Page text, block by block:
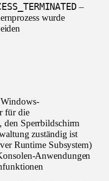
–
wurde
für die
den Sperrbildschirm
zuständig ist
Runtime Subsystem)
Anwendungen